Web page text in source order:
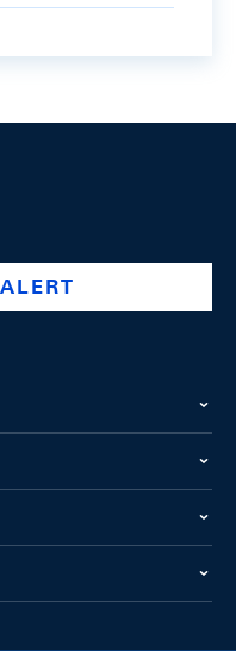
swiss-national-
@swissnationalbank